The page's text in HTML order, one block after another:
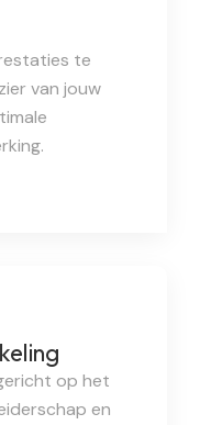
te
van jouw
op het
en